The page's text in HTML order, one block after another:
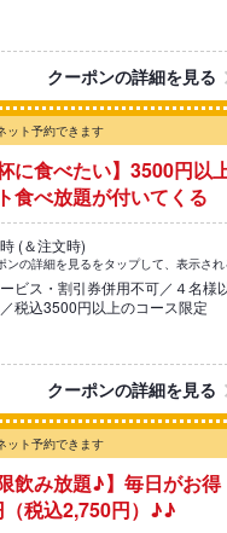
クーポンの詳細を見る
ット予約できます
に食べたい】3500円以
食べ放題が付いてくる
(＆注文時)
ンの詳細を見るをタップして、表示され
ビス・割引券併用不可／４名様
税込3500円以上のコース限定
クーポンの詳細を見る
ット予約できます
飲み放題♪】毎日がお
（税込2,750円）♪♪